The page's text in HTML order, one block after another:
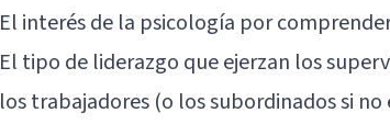
El interés de la psicología por
El tipo de liderazgo que ejerzan los
los trabajadores (o los subordinados si